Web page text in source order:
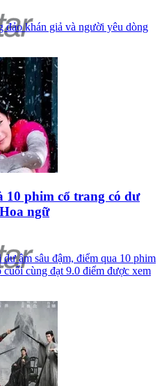
đảo khán giả và người yêu dòng
phim cổ trang có dư
ngữ
âm sâu đậm, điểm qua 10 phim
cuối cùng đạt 9.0 điểm được xem